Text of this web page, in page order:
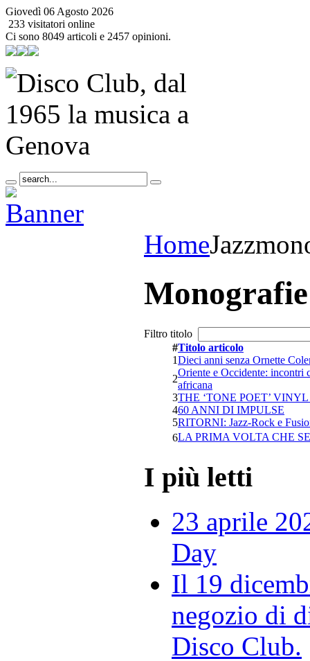
Giovedì 06 Agosto 2026
233 visitatori online
Ci sono 8049 articoli e 2457 opinioni.
HomeJazz
Monografie
Filtro titolo
#Titolo articolo
1Dieci anni senza Ornette
2
Oriente e Occidente: incontri
africana
3THE ‘TONE POET’ VINYL
460 ANNI DI IMPULSE
5RITORNI: Jazz-Rock e
6LA PRIMA VOLTA CHE
I più letti
23 aprile
Day
Il 19
negozio di
Disco Club.